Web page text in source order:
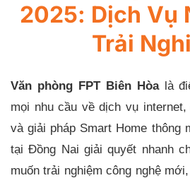
2025: Dịch Vụ
Trải
Văn phòng FPT Biên Hòalà
mọi nhu cầu về dịch vụ
và giải pháp Smart Home thông
tại Đồng Nai giải quyết nhanh
muốn trải nghiệm công nghệ